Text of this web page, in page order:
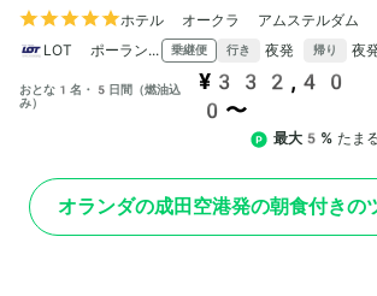
ホテル オークラ アムステルダム
LOT ポーランド 航空
乗継便 行き 夜発 帰り 夜
おとな1名・5日間（燃油込
み）
¥332,40
0〜
最大5% たま
オランダの成田空港発の朝食付きの